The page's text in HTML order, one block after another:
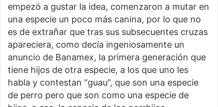
empezó a gustar la idea, comenzaron a mutar en
una especie un poco más canina, por lo que no
es de extrañar que tras sus subsecuentes cruzas
apareciera, como decía ingeniosamente un
anuncio de Banamex, la primera generación que
tiene hijos de otra especie, a los que uno les
habla y contestan “guau”, que son una especie
de perro pero que son como una especie de